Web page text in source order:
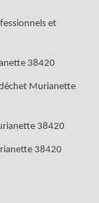
et
38420
Murianette
38420
38420